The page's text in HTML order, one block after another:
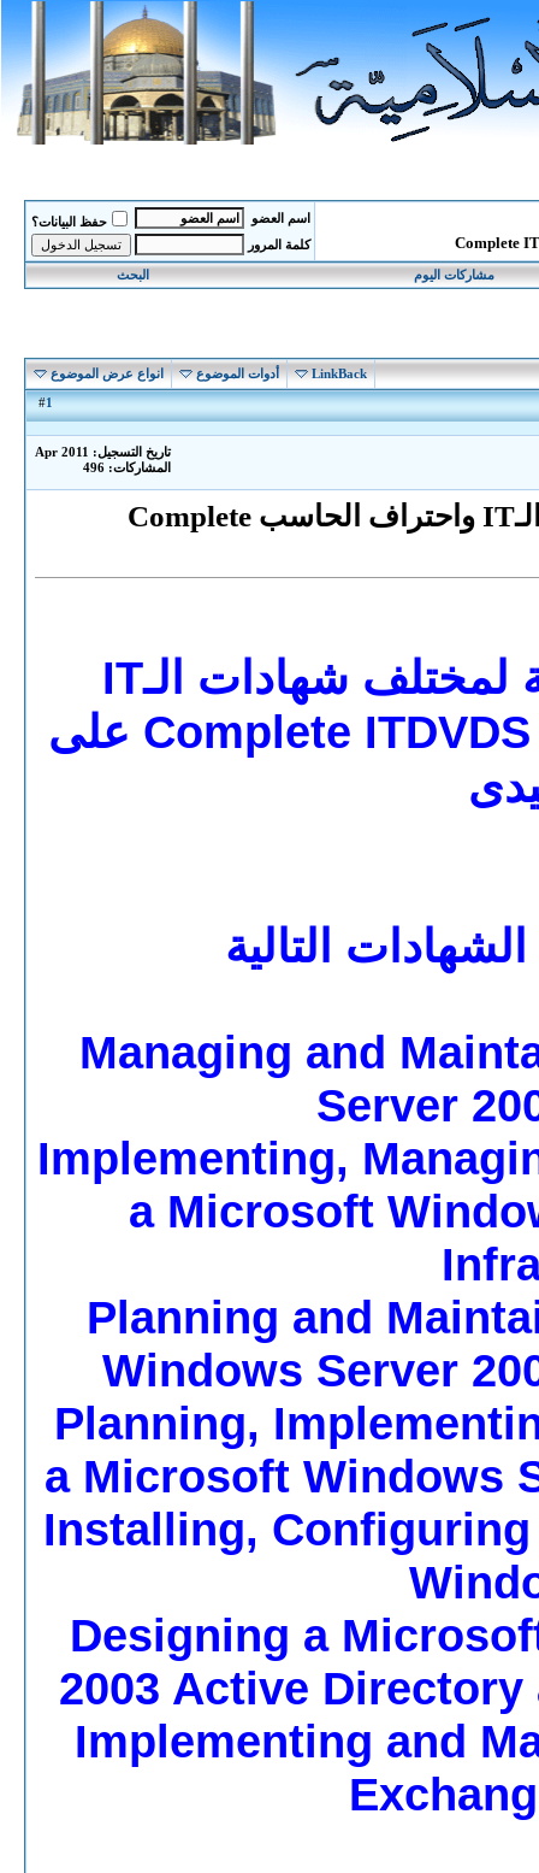
اسم العضو
حفظ البيانات؟
كلمة المرور
مشاركات اليوم البحث
LinkBack أدوات الموضوع انواع عرض الموضوع
#
1
تاريخ التسجيل: Apr 2011
المشاركات: 496
تحميل افضل اسطوانة مجمعة لمختلف شهادات الـIT واحتراف الحاسب Complete
تحميل افضل اسطوانة مجمعة لمختلف شهادات الـIT
واحتراف الحاسب Complete ITDVDS Collections على
التالية
70-290 – Managing and
Server
70-291 – Implementing,
a Microsoft
70-293 – Planning and
Windows Server
70-294 – Planning,
a Microsoft Windows
70-270 – Installing,
70-297 – Designing a
2003 Active
70-287 – Implementing